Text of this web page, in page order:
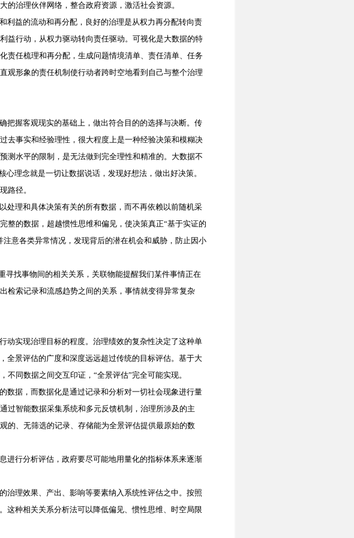
治理伙伴网络，整合政府资源，激活社会资源。
益的流动和再分配，良好的治理是从权力再分配转向责
益行动，从权力驱动转向责任驱动。可视化是大数据的特
责任梳理和再分配，生成问题情境清单、责任清单、任务
观形象的责任机制使行动者跨时空地看到自己与整个治理
握客观现实的基础上，做出符合目的的选择与决断。传
去事实和经验理性，很大程度上是一种经验决策和模糊决
测水平的限制，是无法做到完全理性和精准的。大数据不
理念就是一切让数据说话，发现好想法，做出好决策。
路径。
理和具体决策有关的所有数据，而不再依赖以前随机采
整的数据，超越惯性思维和偏见，使决策真正“基于实证的
意各类异常情况，发现背后的潜在机会和威胁，防止因小
找事物间的相关关系，关联物能提醒我们某件事情正在
检索记录和流感趋势之间的关系，事情就变得异常复杂
实现治理目标的程度。治理绩效的复杂性决定了这种单
全景评估的广度和深度远远超过传统的目标评估。基于大
同数据之间交互印证，“全景评估”完全可能实现。
据，而数据化是通过记录和分析对一切社会现象进行量
过智能数据采集系统和多元反馈机制，治理所涉及的主
的、无筛选的记录、存储能为全景评估提供最原始的数
行分析评估，政府要尽可能地用量化的指标体系来逐渐
理效果、产出、影响等要素纳入系统性评估之中。按照
这种相关关系分析法可以降低偏见、惯性思维、时空局限